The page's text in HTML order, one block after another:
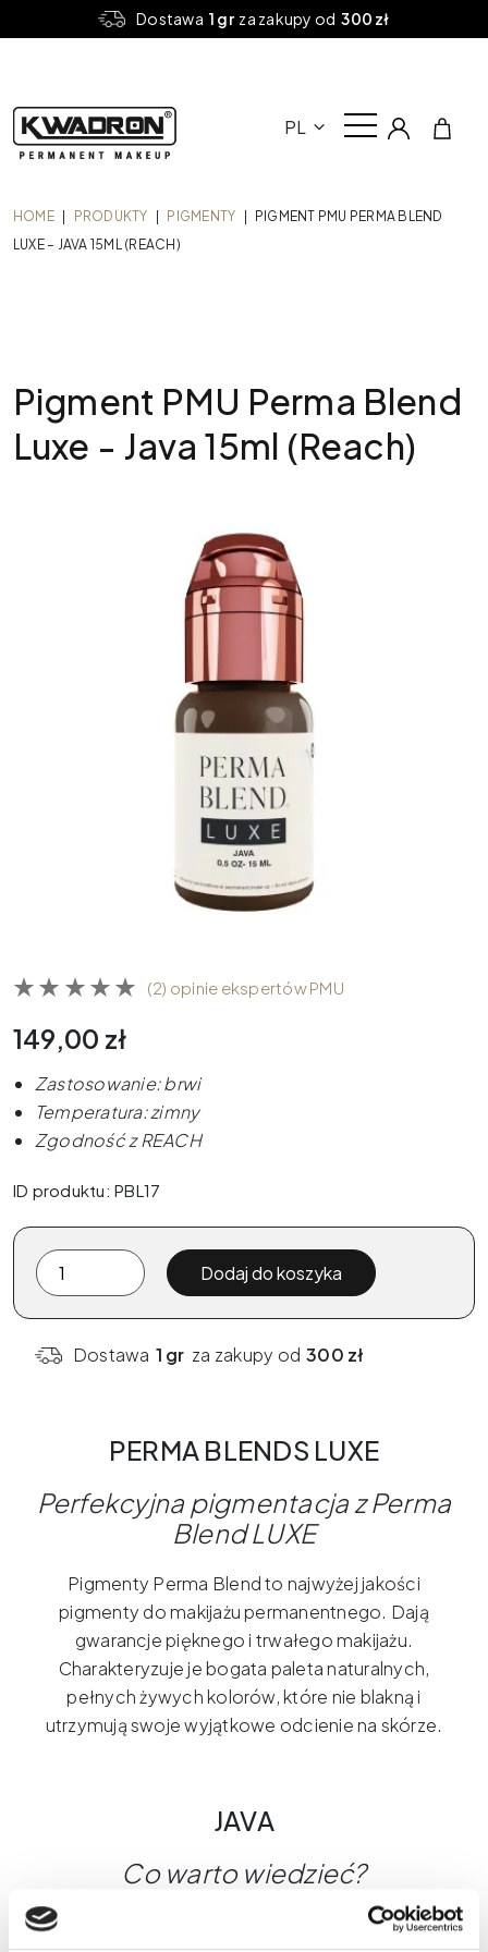
Dostawa 1 grza zakupy od 300 zł
PL
HOME PRODUKTY PIGMENTY
PIGMENT PMU PERMA BLEND
LUXE – JAVA 15ML (REACH)
Pigment PMU Perma Blend
Luxe - Java 15ml (Reach)
(2) opinie ekspertów PMU
149,00 zł
Zastosowanie: brwi
Temperatura: zimny
Zgodność z REACH
ID produktu: PBL17
ilość
Pigment
PMU
Perma
15ml
(Reach)
Dodaj do koszyka
Dostawa 1 gr za zakupy od 300 zł
PERMA BLENDS LUXE
Perfekcyjna pigmentacja z Perma
Blend LUXE
Pigmenty Perma Blend to najwyżej jakości
pigmenty do makijażu permanentnego. Dają
gwarancje pięknego i trwałego makijażu.
Charakteryzuje je bogata paleta naturalnych,
pełnych żywych kolorów, które nie blakną i
utrzymują swoje wyjątkowe odcienie na skórze.
JAVA
Co warto wiedzieć?